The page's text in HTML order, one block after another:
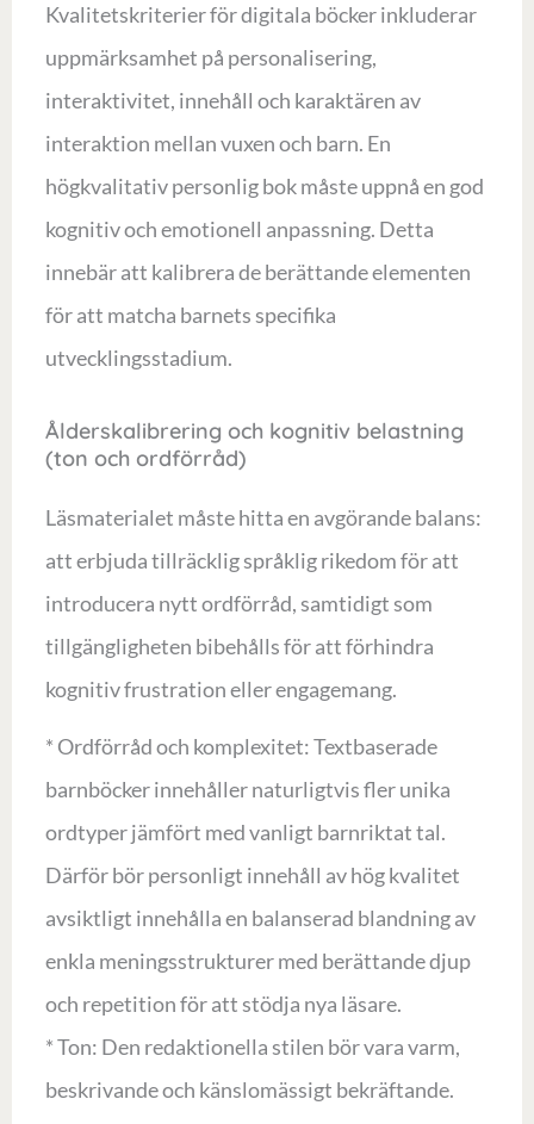
Kvalitetskriterier för digitala böcker inkluderar
uppmärksamhet på personalisering,
interaktivitet, innehåll och karaktären av
interaktion mellan vuxen och barn. En
högkvalitativ personlig bok måste uppnå en god
kognitiv och emotionell anpassning. Detta
innebär att kalibrera de berättande elementen
för att matcha barnets specifika
utvecklingsstadium.
Ålderskalibrering och kognitiv belastning
(ton och ordförråd)
Läsmaterialet måste hitta en avgörande balans:
att erbjuda tillräcklig språklig rikedom för att
introducera nytt ordförråd, samtidigt som
tillgängligheten bibehålls för att förhindra
kognitiv frustration eller engagemang.
* Ordförråd och komplexitet: Textbaserade
barnböcker innehåller naturligtvis fler unika
ordtyper jämfört med vanligt barnriktat tal.
Därför bör personligt innehåll av hög kvalitet
avsiktligt innehålla en balanserad blandning av
enkla meningsstrukturer med berättande djup
och repetition för att stödja nya läsare.
* Ton: Den redaktionella stilen bör vara varm,
beskrivande och känslomässigt bekräftande.